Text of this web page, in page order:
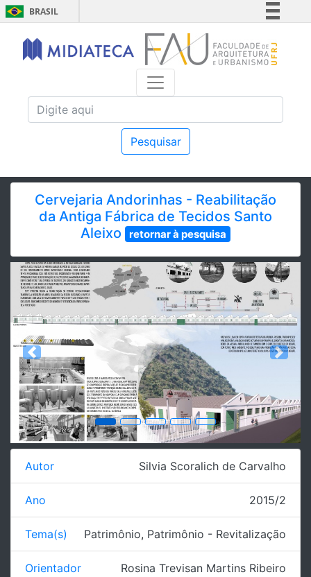
BRASIL
Simplifique!
Comunica BR
Acesso à informação
Pesquisar
Cervejaria Andorinhas - Reabilitação
da Antiga Fábrica de Tecidos Santo
Aleixo
retornar à pesquisa
Previous Next
Autor Silvia Scoralich de Carvalho
Ano 2015/2
Tema(s) Patrimônio, Patrimônio - Revitalização
Orientador Rosina Trevisan Martins Ribeiro